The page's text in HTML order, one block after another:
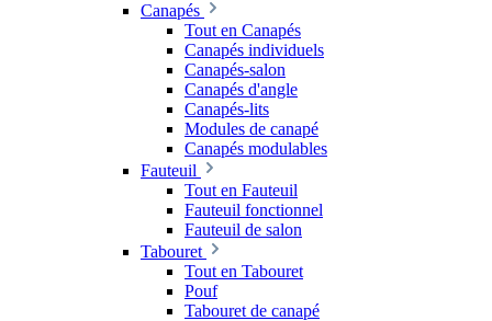
Canapés
Tout en Canapés
Canapés individuels
Canapés-salon
Canapés d'angle
Canapés-lits
Modules de canapé
Canapés modulables
Fauteuil
Tout en Fauteuil
Fauteuil fonctionnel
Fauteuil de salon
Tabouret
Tout en Tabouret
Pouf
Tabouret de canapé